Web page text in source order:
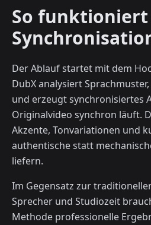
So funktioniert
Der Ablauf startet mit dem
DubX analysiert
und erzeugt synchronisiertes
Originalvideo synchron läuft.
Akzente, Tonvariationen und
authentische statt
liefern.
Im Gegensatz zur
Sprecher und Studiozeit
Methode professionelle